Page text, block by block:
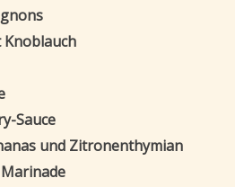
Sauce
und Zitronenthymian